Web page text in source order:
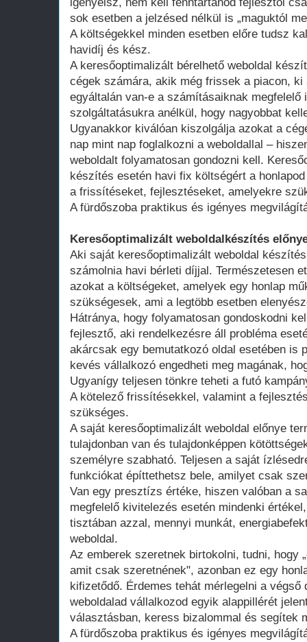
sok esetben a jelzésed nélkül is „maguktól
A költségekkel minden esetben előre tudsz
havidíj és kész.
A keresőoptimalizált bérelhető weboldal
cégek számára, akik még frissek a piacon, ki
egyáltalán van-e a számításaiknak megfelelő
szolgáltatásukra anélkül, hogy nagyobbat
Ugyanakkor kiválóan kiszolgálja azokat a
nap mint nap foglalkozni a weboldallal –
weboldalt folyamatosan gondozni kell.
készítés esetén havi fix költségért a
a frissítéseket, fejlesztéseket, amelyekre
A fürdőszoba praktikus és igényes
Keresőoptimalizált weboldalkészítés
Aki saját keresőoptimalizált weboldal
számolnia havi bérleti díjjal. Természetesen
azokat a költségeket, amelyek egy honlap
szükségesek, ami a legtöbb esetben
Hátránya, hogy folyamatosan gondoskodni
fejlesztő, aki rendelkezésre áll probléma
akárcsak egy bemutatkozó oldal esetében is
kevés vállalkozó engedheti meg magának,
Ugyanígy teljesen tönkre teheti a futó
A kötelező frissítésekkel, valamint a
szükséges.
A saját keresőoptimalizált weboldal előnye
tulajdonban van és tulajdonképpen
személyre szabható. Teljesen a saját
funkciókat építtethetsz bele, amilyet csak
Van egy presztízs értéke, hiszen valóban a
megfelelő kivitelezés esetén mindenki
tisztában azzal, mennyi munkát,
weboldal.
Az emberek szeretnek birtokolni, tudni, hogy
amit csak szeretnének", azonban ez egy
kifizetődő. Érdemes tehát mérlegelni a végső
weboldalad vállalkozod egyik alappillérét
választásban, keress bizalommal és segítek
A fürdőszoba praktikus és igényes